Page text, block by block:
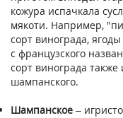
кожура испачкала
мякоти. Например,
сорт винограда,
с французского
сорт винограда также
шампанского.
Шампанское –